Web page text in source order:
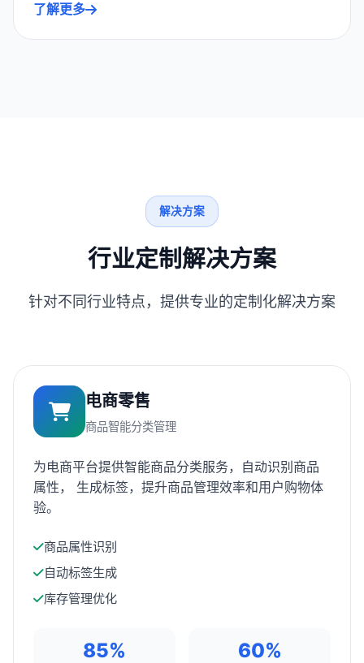
了解更多
解决方案
行业定制解决方案
针对不同行业特点，提供专业的定制化解决方案
电商零售
商品智能分类管理
为电商平台提供智能商品分类服务，自动识别商品
属性， 生成标签，提升商品管理效率和用户购物体
验。
商品属性识别
自动标签生成
库存管理优化
85% 60%